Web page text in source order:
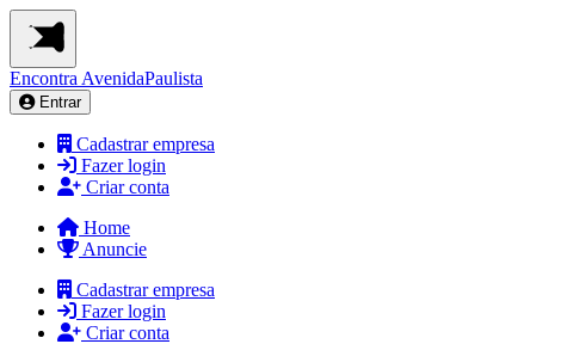
Encontra AvenidaPaulista
Entrar
Cadastrar empresa
Fazer login
Criar conta
Home
Anuncie
Cadastrar empresa
Fazer login
Criar conta